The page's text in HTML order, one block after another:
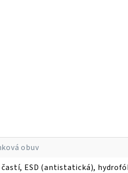
obuv
častí, ESD (antistatická),